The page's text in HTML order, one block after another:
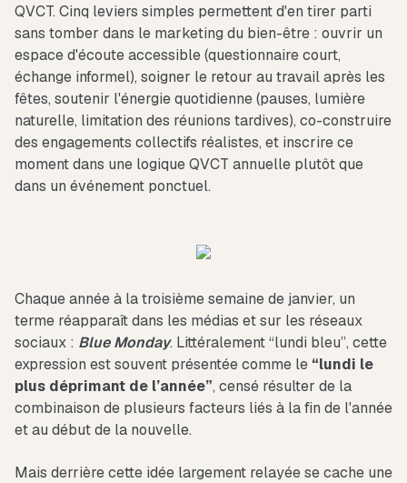
QVCT. Cinq leviers simples permettent d'en tirer parti
sans tomber dans le marketing du bien-être : ouvrir un
espace d'écoute accessible (questionnaire court,
échange informel), soigner le retour au travail après les
fêtes, soutenir l'énergie quotidienne (pauses, lumière
naturelle, limitation des réunions tardives), co-construire
des engagements collectifs réalistes, et inscrire ce
moment dans une logique QVCT annuelle plutôt que
dans un événement ponctuel.
Chaque année à la troisième semaine de janvier, un
terme réapparaît dans les médias et sur les réseaux
sociaux : Blue Monday. Littéralement “lundi bleu”, cette
expression est souvent présentée comme le “lundi le
plus déprimant de l’année”, censé résulter de la
combinaison de plusieurs facteurs liés à la fin de l'année
et au début de la nouvelle.
Mais derrière cette idée largement relayée se cache une